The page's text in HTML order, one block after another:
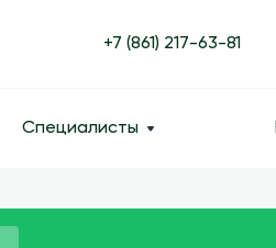
+7 (861) 217-63-81
Специалисты